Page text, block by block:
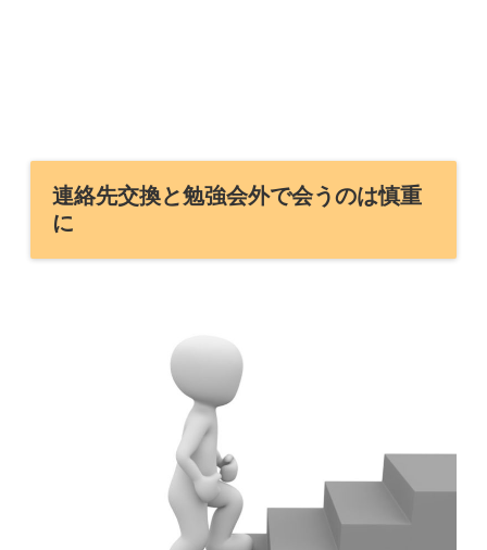
連絡先交換と勉強会外で会うのは慎重
に